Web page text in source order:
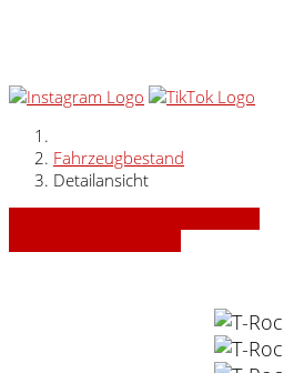
Fahrzeugbestand
Detailansicht